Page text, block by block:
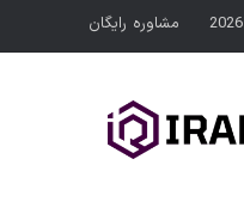
مشاوره رایگان